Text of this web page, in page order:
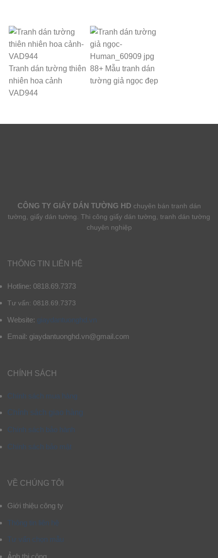
Tranh dán tường thiên
nhiên hoa cảnh
VAD944
88+ Mẫu tranh dán
tường giả ngọc đẹp
CÔNG TY GIẤY DÁN TƯỜNG HD chuyên bán tranh dán
tường, giấy dán tường. Thi công giấy dán tường, tranh dán tường
chuyên nghiệp
THÔNG TIN LIÊN HỆ
Hotline: 0818.69.7373
Tư vấn: 0818.69.7373
Website: giaydantuonghd.vn
Email: giaydantuonghd.vn@gmail.com
CHÍNH SÁCH
Chính sách mua hàng
Chính sách giao hàng
Chính sách bảo hành
Chính sách bảo mật
VỀ CHÚNG TÔI
Giới thiệu công ty
Thông tin liên hệ
Tư vấn chọn mẫu
Ảnh thi công